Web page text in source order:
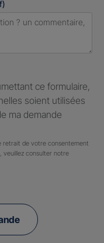
ce formulaire,
soient utilisées
ma demande
retrait de votre consentement
veuillez consulter notre